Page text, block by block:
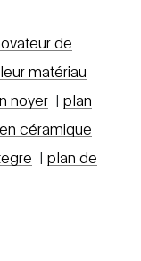
de
matériau
noyer | plan
céramique
| plan de